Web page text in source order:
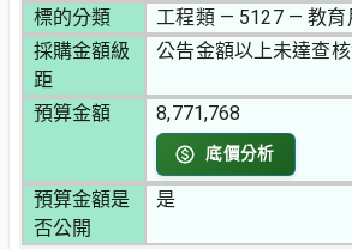
標的分類
工程類 — 5127 — 教育
採購金額級
距
公告金額以上未達查
預算金額 8,771,768
底價分析
預算金額是
否公開
是